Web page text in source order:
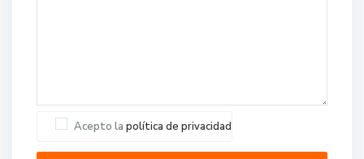
Acepto la política de privacidad